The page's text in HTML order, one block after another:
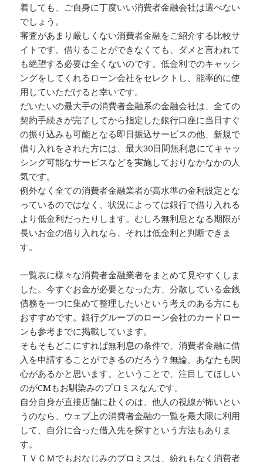
着しても、ご自身に丁度いい消費者金融会社は選べない
でしょう。
審査があまり厳しくない消費者金融をご紹介する比較サ
イトです。借りることができなくても、ダメと言われて
も絶望する必要は全くないのです。低金利でのキャッシ
ングをしてくれるローン会社をセレクトし、能率的に使
用していただけると幸いです。
だいたいの最大手の消費者金融系の金融会社は、全ての
契約手続きが完了してから指定した銀行口座に当日すぐ
の振り込みも可能となる即日振込サービスの他、新規で
借り入れをされた方には、最大30日間無利息にてキャッ
シング可能なサービスなどを実施しておりなかなかの人
気です。
例外なく全ての消費者金融業者が高水準の金利設定とな
っているのではなく、状況によっては銀行で借り入れる
より低金利だったりします。むしろ無利息となる期限が
長いお金の借り入れなら、それは低金利と判断できま
す。
一覧表に様々な消費者金融業者をまとめて見やすくしま
した。今すぐお金が必要となった方、分散している金銭
債務を一つに集めて整理したいという考えのある方にも
おすすめです。銀行グループのローン会社のカードロー
ンも参考までに掲載しています。
そもそもどこにすれば無利息の条件で、消費者金融に借
入を申請することができるのだろう？無論、あなたも関
心があるかと思います。ということで、注目してほしい
のがCMもお馴染みのプロミスなんです。
自分自身が直接店舗に赴くのは、他人の視線が怖いとい
うのなら、ウェブ上の消費者金融の一覧を最大限に利用
して、自分に合った借入先を探すという方法もありま
す。
ＴＶＣＭでもおなじみのプロミスは、紛れもなく消費者